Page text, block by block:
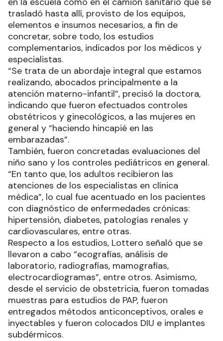
trasladó hasta allí, provisto de los equipos,
elementos e insumos necesarios, a fin de
concretar, sobre todo, los estudios
complementarios, indicados por los médicos y
especialistas.
“Se trata de un abordaje integral que estamos
realizando, abocados principalmente a la
atención materno-infantil”, precisó la doctora,
indicando que fueron efectuados controles
obstétricos y ginecológicos, a las mujeres en
general y “haciendo hincapié en las
embarazadas”.
También, fueron concretadas evaluaciones del
niño sano y los controles pediátricos en general.
“En tanto que, los adultos recibieron las
atenciones de los especialistas en clínica
médica”, lo cual fue acentuado en los pacientes
con diagnóstico de enfermedades crónicas:
hipertensión, diabetes, patologías renales y
cardiovasculares, entre otras.
Respecto a los estudios, Lottero señaló que se
llevaron a cabo “ecografías, análisis de
laboratorio, radiografías, mamografías,
electrocardiogramas”, entre otros. Asimismo,
desde el servicio de obstetricia, fueron tomadas
muestras para estudios de PAP, fueron
entregados métodos anticonceptivos, orales e
inyectables y fueron colocados DIU e implantes
subdérmicos.